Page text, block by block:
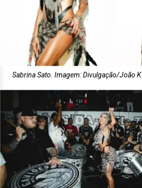
Sabrina Sato. Imagem: Divulgação/João K.